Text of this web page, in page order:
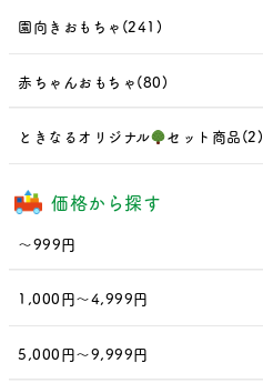
園向きおもちゃ(241)
赤ちゃんおもちゃ(80)
ときなるオリジナル セット商品(2)
価格から探す
～999円
1,000円～4,999円
5,000円～9,999円